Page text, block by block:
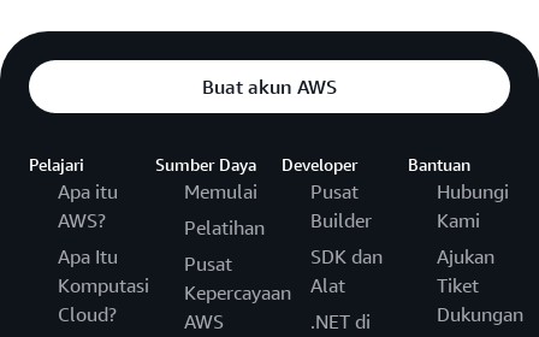
Buat akun AWS
Pelajari
Apa itu
AWS?
Apa Itu
Komputasi
Cloud?
Sumber Daya
Memulai
Pelatihan
Pusat
Kepercayaan
AWS
Developer
Pusat
Builder
SDK dan
Alat
.NET di
Bantuan
Hubungi
Kami
Ajukan
Tiket
Dukungan